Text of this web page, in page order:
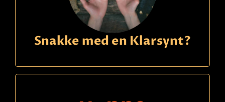
Snakke med en Klarsynt?